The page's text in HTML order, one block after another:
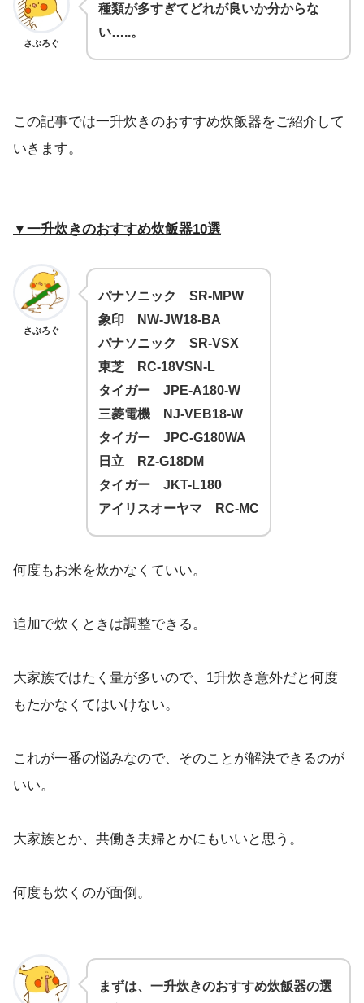
さぶろぐ
種類が多すぎてどれが良いか分からな
い…..。
この記事では一升炊きのおすすめ炊飯器をご紹介して
いきます。
▼一升炊きのおすすめ炊飯器10選
さぶろぐ
パナソニック SR-MPW
象印 NW-JW18-BA
パナソニック SR-VSX
東芝 RC-18VSN-L
タイガー JPE-A180-W
三菱電機 NJ-VEB18-W
タイガー JPC-G180WA
日立 RZ-G18DM
タイガー JKT-L180
アイリスオーヤマ RC-MC
何度もお米を炊かなくていい。
追加で炊くときは調整できる。
大家族ではたく量が多いので、1升炊き意外だと何度
もたかなくてはいけない。
これが一番の悩みなので、そのことが解決できるのが
いい。
大家族とか、共働き夫婦とかにもいいと思う。
何度も炊くのが面倒。
まずは、一升炊きのおすすめ炊飯器の選